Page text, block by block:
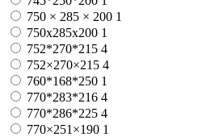
750 × 285 × 200 1
750х285х200 1
752*270*215 4
752×270×215 4
760*168*250 1
770*283*216 4
770*286*225 4
770×251×190 1